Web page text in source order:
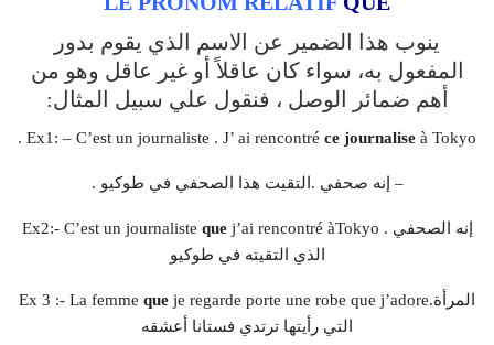
ينوب هذا الضمير عن الاسم الذي يقوم بدور
المفعول به، سواء كان عاقلاً أو غير عاقل وهو من
أهم ضمائر الوصل ، فنقول علي سبيل المثال:
Ex1: – C’est un journaliste . J’ ai rencontré ce journalise à Tokyo .
– إنه صحفي .التقيت هذا الصحفي في طوكيو .
Ex2:- C’est un journaliste quej’ai rencontré àTokyo . إنه الصحفي
الذي التقيته في طوكيو
Ex 3 :- La femme que je regarde porte une robe que j’adore.المرأة
التي رأيتها ترتدي فستانا أعشقه